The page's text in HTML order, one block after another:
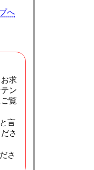
へ
求
ン
覧
言
さ
さ